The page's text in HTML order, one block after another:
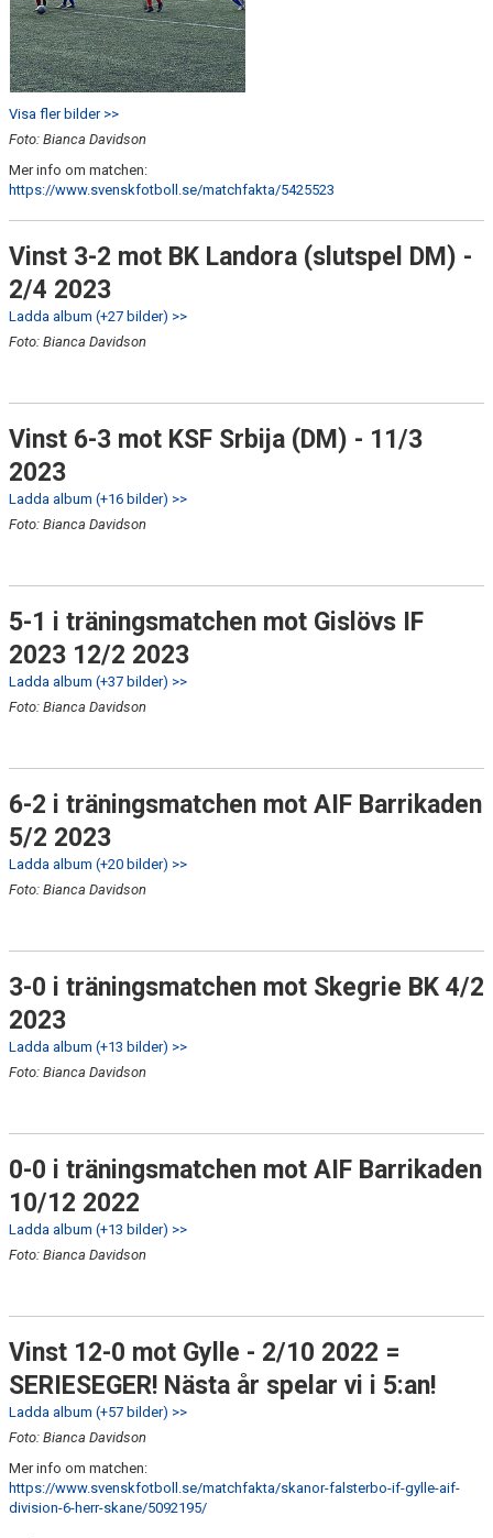
Visa fler bilder >>
Foto: Bianca Davidson
Mer info om matchen:
https://www.svenskfotboll.se/matchfakta/5425523
Vinst 3-2 mot BK Landora (slutspel DM) -
2/4 2023
Ladda album (+27 bilder) >>
Foto: Bianca Davidson
Vinst 6-3 mot KSF Srbija (DM) - 11/3
2023
Ladda album (+16 bilder) >>
Foto: Bianca Davidson
5-1 i träningsmatchen mot Gislövs IF
2023 12/2 2023
Ladda album (+37 bilder) >>
Foto: Bianca Davidson
6-2 i träningsmatchen mot AIF Barrikaden
5/2 2023
Ladda album (+20 bilder) >>
Foto: Bianca Davidson
3-0 i träningsmatchen mot Skegrie BK 4/2
2023
Ladda album (+13 bilder) >>
Foto: Bianca Davidson
0-0 i träningsmatchen mot AIF Barrikaden
10/12 2022
Ladda album (+13 bilder) >>
Foto: Bianca Davidson
Vinst 12-0 mot Gylle - 2/10 2022 =
SERIESEGER! Nästa år spelar vi i 5:an!
Ladda album (+57 bilder) >>
Foto: Bianca Davidson
Mer info om matchen:
https://www.svenskfotboll.se/matchfakta/skanor-falsterbo-if-gylle-aif-
division-6-herr-skane/5092195/